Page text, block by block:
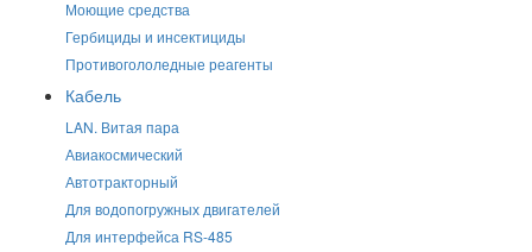
Моющие средства
Гербициды и инсектициды
Противогололедные реагенты
Кабель
LAN. Витая пара
Авиакосмический
Автотракторный
Для водопогружных двигателей
Для интерфейса RS-485